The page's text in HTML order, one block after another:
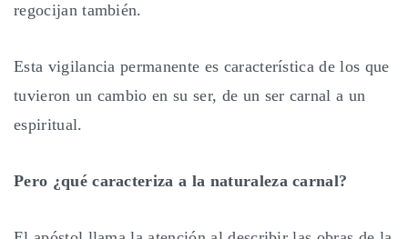
regocijan también.
Esta vigilancia permanente es característica de los que
tuvieron un cambio en su ser, de un ser carnal a un
espiritual.
Pero ¿qué caracteriza a la naturaleza carnal?